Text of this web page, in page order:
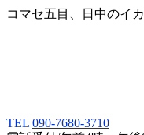
コマセ五目、日中のイ
TEL 090-7680-3710